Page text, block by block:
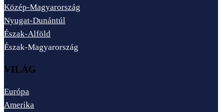
Közép-Magyarország
Nyugat-Dunántúl
Észak-Alföld
Észak-Magyarország
VILÁG
Európa
Amerika